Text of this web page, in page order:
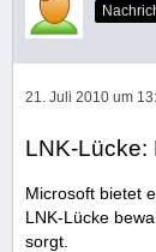
21. Juli 2010 um
LNK-Lücke:
Microsoft bietet
LNK-Lücke
sorgt.